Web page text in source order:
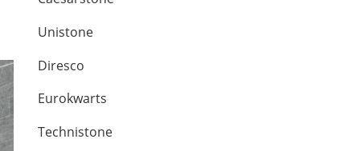
Unistone
Diresco
Eurokwarts
Technistone